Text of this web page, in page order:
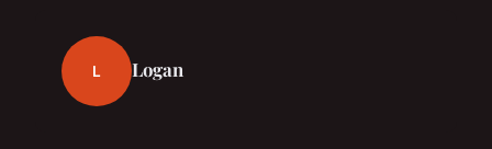
L Logan